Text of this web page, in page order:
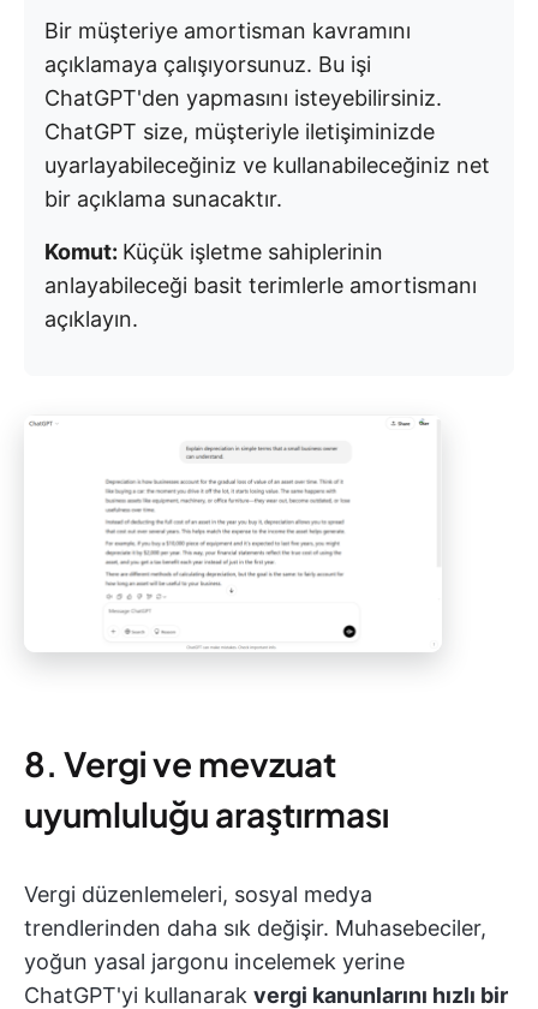
Bir müşteriye amortisman kavramını
açıklamaya çalışıyorsunuz. Bu işi
ChatGPT'den yapmasını isteyebilirsiniz.
ChatGPT size, müşteriyle iletişiminizde
uyarlayabileceğiniz ve kullanabileceğiniz net
bir açıklama sunacaktır.
Komut: Küçük işletme sahiplerinin
anlayabileceği basit terimlerle amortismanı
açıklayın.
8. Vergi ve mevzuat
uyumluluğu araştırması
Vergi düzenlemeleri, sosyal medya
trendlerinden daha sık değişir. Muhasebeciler,
yoğun yasal jargonu incelemek yerine
ChatGPT'yi kullanarak vergi kanunlarını hızlı bir